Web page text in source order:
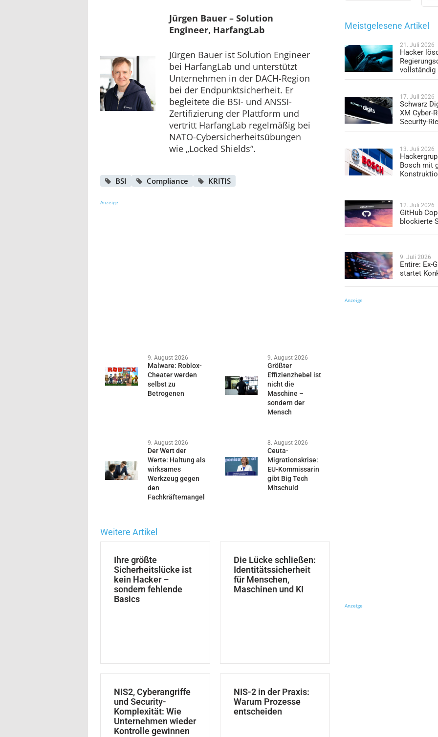
Jürgen Bauer – Solution
Engineer, HarfangLab
Jürgen Bauer ist Solution Engineer
bei HarfangLab und unterstützt
Unternehmen in der DACH-Region
bei der Endpunktsicherheit. Er
begleitete die BSI- und ANSSI-
Zertifizierung der Plattform und
vertritt HarfangLab regelmäßig bei
NATO-Cybersicherheitsübungen
wie „Locked Shields“.
BSI Compliance KRITIS
Anzeige
9. August 2026
Malware: Roblox-
Cheater werden
selbst zu
Betrogenen
9. August 2026
Größter
Effizienzhebel ist
nicht die
Maschine –
sondern der
Mensch
9. August 2026
Der Wert der
Werte: Haltung als
wirksames
Werkzeug gegen
den
Fachkräftemangel
8. August 2026
Ceuta-
Migrationskrise:
EU-Kommissarin
gibt Big Tech
Mitschuld
Weitere Artikel
Ihre größte
Sicherheitslücke ist
kein Hacker –
sondern fehlende
Basics
Die Lücke schließen:
Identitätssicherheit
für Menschen,
Maschinen und KI
NIS2, Cyberangriffe
und Security-
Komplexität: Wie
Unternehmen wieder
Kontrolle gewinnen
NIS-2 in der Praxis:
Warum Prozesse
entscheiden
Meistgelesene Artikel
21. Juli 2026
Hacker
vollständig
17. Juli 2026
Schwarz
XM Cyber-
Security-
13. Juli 2026
Bosch mit
12. Juli 2026
GitHub
blockierte
9. Juli 2026
Entire: Ex-
startet
Anzeige
Anzeige